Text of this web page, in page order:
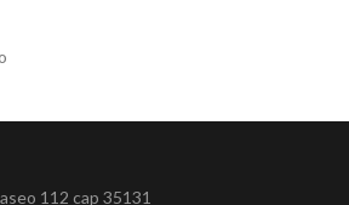
112 cap 35131